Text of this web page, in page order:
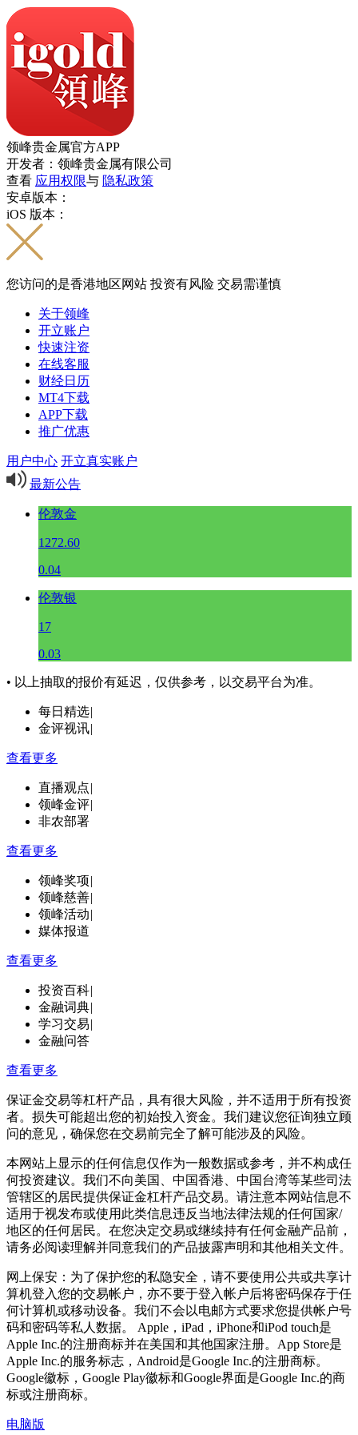
领峰贵金属官方APP
开发者：领峰贵金属有限公司
查看 应用权限与 隐私政策
安卓版本：
iOS 版本：
您访问的是香港地区网站 投资有风险 交易需谨慎
关于领峰
开立账户
快速注资
在线客服
财经日历
MT4下载
APP下载
推广优惠
用户中心 开立真实账户
最新公告
伦敦金
1272.60
0.04
伦敦银
17
0.03
• 以上抽取的报价有延迟，仅供参考，以交易平台为准。
每日精选|
金评视讯|
查看更多
直播观点|
领峰金评|
非农部署
查看更多
领峰奖项|
领峰慈善|
领峰活动|
媒体报道
查看更多
投资百科|
金融词典|
学习交易|
金融问答
查看更多
保证金交易等杠杆产品，具有很大风险，并不适用于所有投资
者。损失可能超出您的初始投入资金。我们建议您征询独立顾
问的意见，确保您在交易前完全了解可能涉及的风险。
本网站上显示的任何信息仅作为一般数据或参考，并不构成任
何投资建议。我们不向美国、中国香港、中国台湾等某些司法
管辖区的居民提供保证金杠杆产品交易。请注意本网站信息不
适用于视发布或使用此类信息违反当地法律法规的任何国家/
地区的任何居民。在您决定交易或继续持有任何金融产品前，
请务必阅读理解并同意我们的产品披露声明和其他相关文件。
网上保安：为了保护您的私隐安全，请不要使用公共或共享计
算机登入您的交易帐户，亦不要于登入帐户后将密码保存于任
何计算机或移动设备。我们不会以电邮方式要求您提供帐户号
码和密码等私人数据。 Apple，iPad，iPhone和iPod touch是
Apple Inc.的注册商标并在美国和其他国家注册。App Store是
Apple Inc.的服务标志，Android是Google Inc.的注册商标。
Google徽标，Google Play徽标和Google界面是Google Inc.的商
标或注册商标。
电脑版